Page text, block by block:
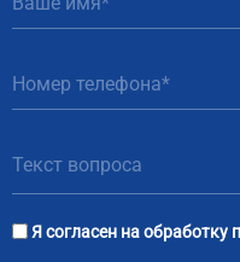
Я согласен наобработку